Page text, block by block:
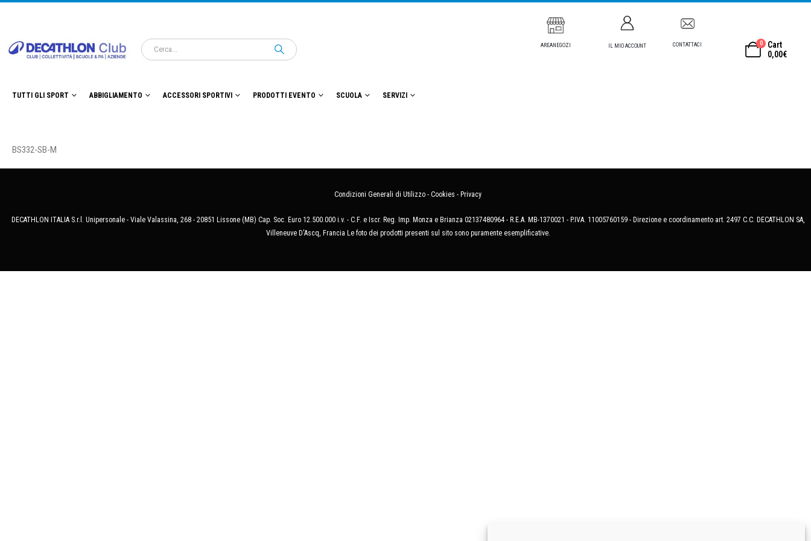
AREANEGOZI IL MIO ACCOUNT CONTATTACI 0
Cart
0,00€
TUTTI GLI SPORT ABBIGLIAMENTO ACCESSORI SPORTIVI PRODOTTI EVENTO SCUOLA SERVIZI
BS332-SB-M
Condizioni Generali di Utilizzo - Cookies - Privacy
DECATHLON ITALIA S.r.l. Unipersonale - Viale Valassina, 268 - 20851 Lissone (MB) Cap. Soc. Euro 12.500.000 i.v. - C.F. e Iscr. Reg. Imp. Monza e Brianza 02137480964 - R.E.A. MB-1370021 - P.IVA. 11005760159 - Direzione e coordinamento art. 2497 C.C. DECATHLON SA,
Villeneuve D'Ascq, Francia Le foto dei prodotti presenti sul sito sono puramente esemplificative.